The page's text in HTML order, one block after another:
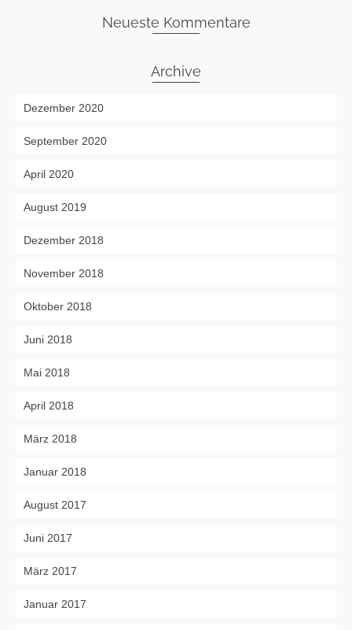
Neueste Kommentare
Archive
Dezember 2020
September 2020
April 2020
August 2019
Dezember 2018
November 2018
Oktober 2018
Juni 2018
Mai 2018
April 2018
März 2018
Januar 2018
August 2017
Juni 2017
März 2017
Januar 2017